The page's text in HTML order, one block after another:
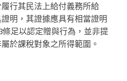
行其民法上給付義務所給
明，其證據應具有相當證明
足以認定贈與行為，並非提
於課稅對象之所得範圍。